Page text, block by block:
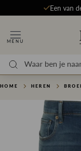
Een van
MENU
HOME HEREN